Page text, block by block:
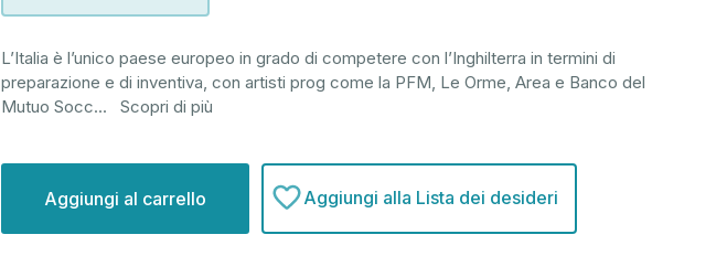
L’Italia è l’unico paese europeo in grado di competere con l’Inghilterra in termini di
preparazione e di inventiva, con artisti prog come la PFM, Le Orme, Area e Banco del
Mutuo Socc... Scopri di più
attuale:
Aggiungi alla Lista dei desideri